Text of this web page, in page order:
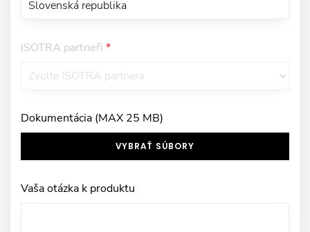
ISOTRA partneři *
Dokumentácia (MAX 25 MB)
VYBRAŤ SÚBORY
Vaša otázka k produktu